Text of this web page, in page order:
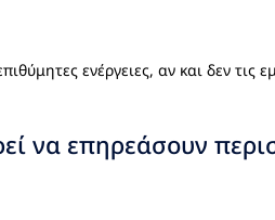
ενέργειες, αν και δεν τις
να επηρεάσουν